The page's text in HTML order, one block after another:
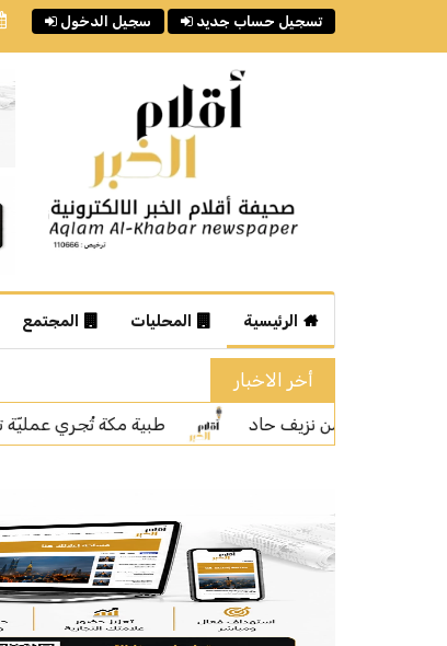
سجيل الدخول تسجيل حساب جديد
الرئيسية المحليات المجتمع
أخر الاخبار
مكة تُجري عمليّة تثبيت للمستقيم بالروبوت الجراح